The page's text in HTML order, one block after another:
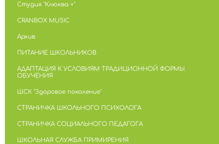
Студия "Клюква +"
CRANBOX MUSIC
Архив
ПИТАНИЕ ШКОЛЬНИКОВ
АДАПТАЦИЯ К УСЛОВИЯМ ТРАДИЦИОННОЙ ФОРМЫ
ОБУЧЕНИЯ
ШСК "Здоровое поколение"
СТРАНИЧКА ШКОЛЬНОГО ПСИХОЛОГА
СТРАНИЧКА СОЦИАЛЬНОГО ПЕДАГОГА
ШКОЛЬНАЯ СЛУЖБА ПРИМИРЕНИЯ